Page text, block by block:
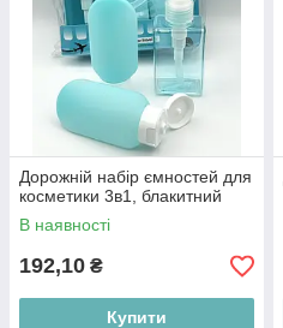
Дорожній набір ємностей для
косметики 3в1, блакитний
В наявності
192,10 ₴
Купити